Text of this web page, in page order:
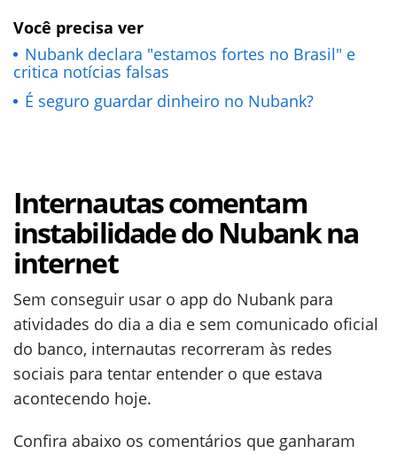
Você precisa ver
Nubank declara "estamos fortes no Brasil" e
critica notícias falsas
É seguro guardar dinheiro no Nubank?
Internautas comentam
instabilidade do Nubank na
internet
Sem conseguir usar o app do Nubank para
atividades do dia a dia e sem comunicado oficial
do banco, internautas recorreram às redes
sociais para tentar entender o que estava
acontecendo hoje.
Confira abaixo os comentários que ganharam